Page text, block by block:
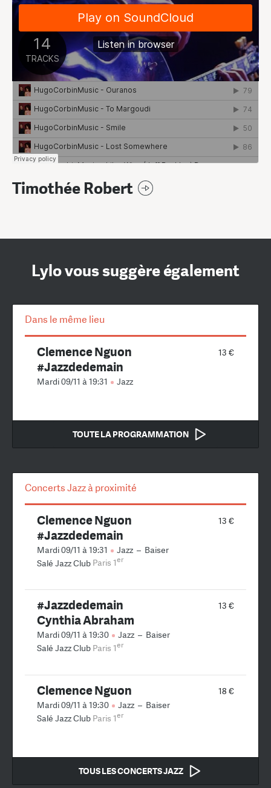
Timothée Robert
Lylo vous suggère également
Dans le même lieu
13 €
Clemence Nguon
#Jazzdedemain
Mardi 09/11 à 19:31 Jazz
TOUTE LA PROGRAMMATION
Concerts Jazz à proximité
13 €
Clemence Nguon
#Jazzdedemain
Mardi 09/11 à 19:31 Jazz – Baiser
Salé Jazz Club Paris 1er
13 €
#Jazzdedemain
Cynthia Abraham
Mardi 09/11 à 19:30 Jazz – Baiser
Salé Jazz Club Paris 1er
18 €
Clemence Nguon
Mardi 09/11 à 19:30 Jazz – Baiser
Salé Jazz Club Paris 1er
TOUS LES CONCERTS JAZZ